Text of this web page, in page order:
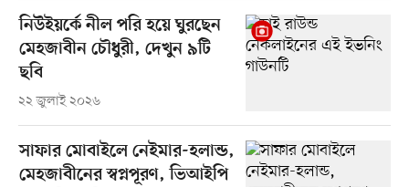
নিউইয়র্কে নীল পরি হয়ে ঘুরছেন
মেহজাবীন চৌধুরী, দেখুন ৯টি
ছবি
২২ জুলাই ২০২৬
সাফার মোবাইলে নেইমার-হলান্ড,
মেহজাবীনের স্বপ্নপূরণ, ভিআইপি